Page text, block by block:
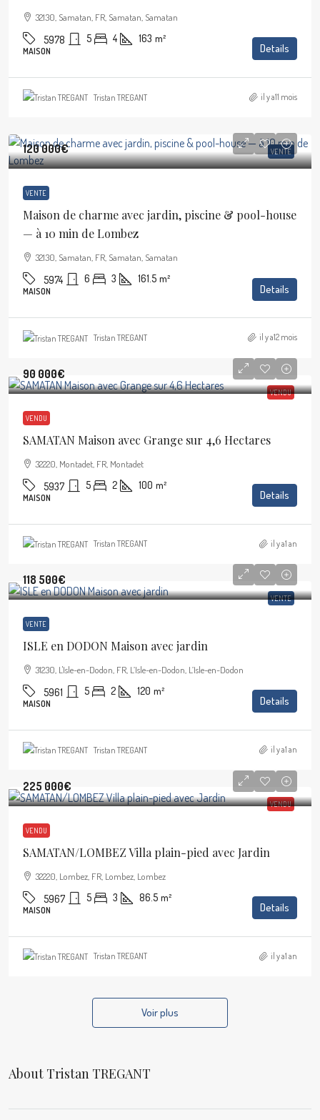
32130, Samatan, FR, Samatan, Samatan
5978 5 4 163 m²
MAISON Details
Tristan TREGANT il y a11 mois
VENTE
120 000€
VENTE
Maison de charme avec jardin, piscine & pool-house
— à 10 min de Lombez
32130, Samatan, FR, Samatan, Samatan
5974 6 3 161.5 m²
MAISON Details
Tristan TREGANT il y a12 mois
VENDU
90 000€
VENDU
SAMATAN Maison avec Grange sur 4,6 Hectares
32220, Montadet, FR, Montadet
5937 5 2 100 m²
MAISON Details
Tristan TREGANT il y a1 an
VENTE
118 500€
VENTE
ISLE en DODON Maison avec jardin
31230, L'Isle-en-Dodon, FR, L’Isle-en-Dodon, L’Isle-en-Dodon
5961 5 2 120 m²
MAISON Details
Tristan TREGANT il y a1 an
VENDU
225 000€
VENDU
SAMATAN/LOMBEZ Villa plain-pied avec Jardin
32220, Lombez, FR, Lombez, Lombez
5967 5 3 86.5 m²
MAISON Details
Tristan TREGANT il y a1 an
Voir plus
About Tristan TREGANT